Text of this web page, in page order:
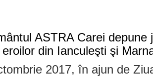
2017, în ajun de